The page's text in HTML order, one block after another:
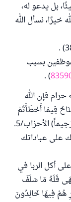
بل يدعو له،
خيرًا، نسأل الله
بسبب
) .
فإن الله
فِيمَا أَخْطَأْتُمْ
الأحزاب/5.
على عباداتك
أكل الربا في
فَلَهُ مَا سَلَفَ
هُمْ فِيهَا خَالِدُونَ